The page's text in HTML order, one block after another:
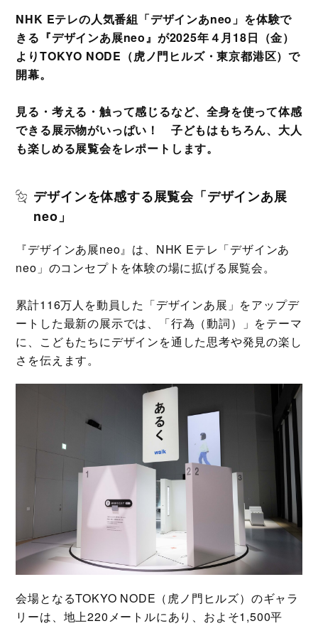
NHK Eテレの人気番組「デザインあneo」を体験で
きる『デザインあ展neo』が2025年４月18日（金）
よりTOKYO NODE（虎ノ門ヒルズ・東京都港区）で
開幕。
見る・考える・触って感じるなど、全身を使って体感
できる展示物がいっぱい！ 子どもはもちろん、大人
も楽しめる展覧会をレポートします。
デザインを体感する展覧会「デザインあ展
neo」
『デザインあ展neo』は、NHK Eテレ「デザインあ
neo」のコンセプトを体験の場に拡げる展覧会。
累計116万人を動員した「デザインあ展」をアップデ
ートした最新の展示では、「行為（動詞）」をテーマ
に、こどもたちにデザインを通した思考や発見の楽し
さを伝えます。
会場となるTOKYO NODE（虎ノ門ヒルズ）のギャラ
リーは、地上220メートルにあり、およそ1,500平